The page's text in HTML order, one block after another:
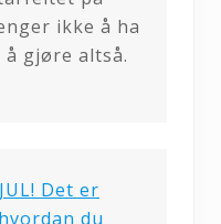
ikke å ha
å gjøre altså.
Det er
du